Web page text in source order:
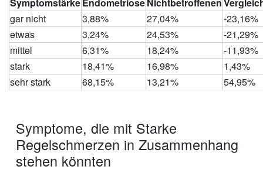
gar nicht
3,88% 27,04%
-23,16%
etwas
3,24% 24,53%
-21,29%
mittel
6,31% 18,24%
-11,93%
stark
18,41% 16,98%
1,43%
sehr stark
68,15% 13,21% 54,95%
Symptome, die mit Starke
Regelschmerzen in Zusammenhang
stehen könnten